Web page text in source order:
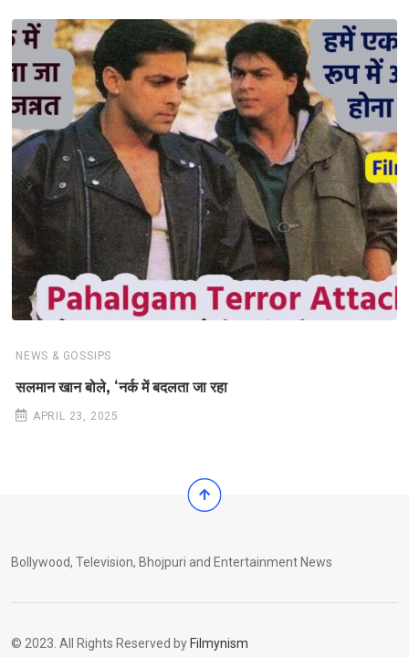
NEWS & GOSSIPS
सलमान खान बोले, ‘नर्क में बदलता जा रहा
APRIL 23, 2025
Bollywood, Television, Bhojpuri and Entertainment News
© 2023. All Rights Reserved by Filmynism